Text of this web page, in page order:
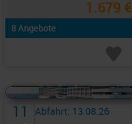
1.679 €
8 Angebote
Alles Bildmaterial von AIDAcruises ist ©AIDAcruises
11
Abfahrt: 13.08.26